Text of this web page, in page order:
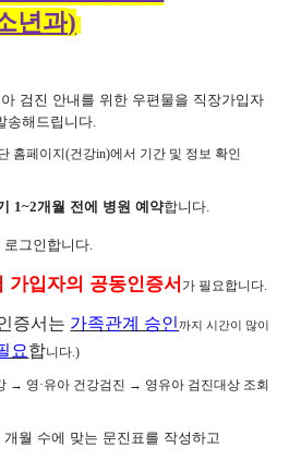
년과)
검진 안내를 위한 우편물을 직장가입자
송해드립니다.
홈페이지(건강in)에서 기간 및 정보 확인
1~2개월 전에 병원 예약합니다.
그인합니다.
가입자의 공동인증서 가 필요합니다.
증서는 가족관계 승인까지 시간이 많이
요합니다.)
→ 영·유아 건강검진 → 영유아 검진대상 조회
월 수에 맞는 문진표를 작성하고